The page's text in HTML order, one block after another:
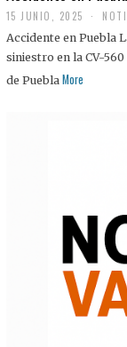
15 JUNIO, 2025
Accidente en Puebla
siniestro en la CV-
de Puebla More